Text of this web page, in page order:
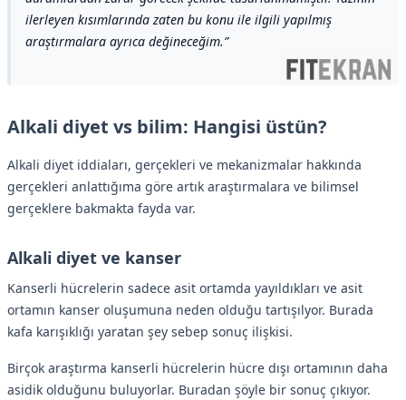
ilerleyen kısımlarında zaten bu konu ile ilgili yapılmış
araştırmalara ayrıca değineceğim.
Alkali diyet vs bilim: Hangisi üstün?
Alkali diyet iddiaları, gerçekleri ve mekanizmalar hakkında
gerçekleri anlattığıma göre artık araştırmalara ve bilimsel
gerçeklere bakmakta fayda var.
Alkali diyet ve kanser
Kanserli hücrelerin sadece asit ortamda yayıldıkları ve asit
ortamın kanser oluşumuna neden olduğu tartışılyor. Burada
kafa karışıklığı yaratan şey sebep sonuç ilişkisi.
Birçok araştırma kanserli hücrelerin hücre dışı ortamının daha
asidik olduğunu buluyorlar. Buradan şöyle bir sonuç çıkıyor.